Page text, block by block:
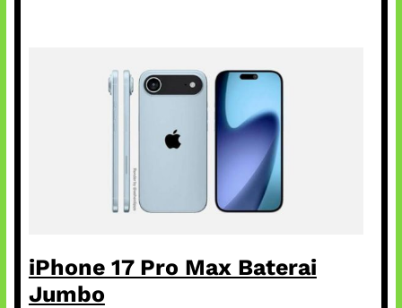
iPhone 17 Pro Max Baterai
Jumbo